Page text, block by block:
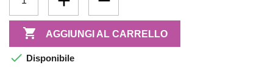
 AGGIUNGI AL CARRELLO
 Disponibile